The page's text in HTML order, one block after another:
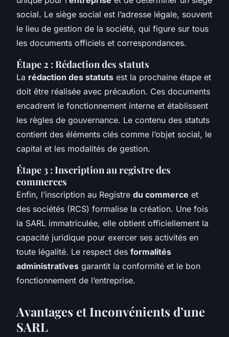
social. Le siège social est l’adresse légale, souvent
le lieu de gestion de la société, qui figure sur tous
les documents officiels et correspondances.
Étape 2 : Rédaction des statuts
La rédaction des statuts est la prochaine étape et
doit être réalisée avec précaution. Ces documents
encadrent le fonctionnement interne et établissent
les règles de gouvernance. Le contenu des statuts
contient des éléments clés comme l’objet social, le
capital et les modalités de gestion.
Étape 3 : Inscription au registre des
commerces
Enfin, l’inscription au Registre du commerce et
des sociétés (RCS) formalise la création. Une fois
la SARL immatriculée, elle obtient officiellement la
capacité juridique pour exercer ses activités en
toute légalité. Le respect des formalités
administratives garantit la conformité et le bon
fonctionnement de l’entreprise.
Avantages et Inconvénients d’une
SARL